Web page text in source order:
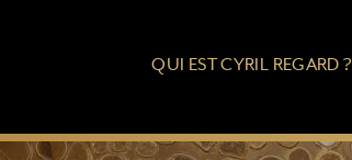
QUI EST CYRIL REGARD ?